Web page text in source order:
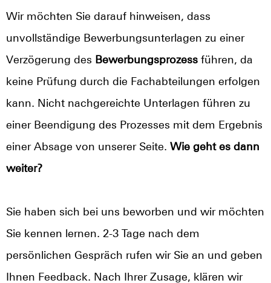
Wir möchten Sie darauf hinweisen, dass
unvollständige Bewerbungsunterlagen zu einer
Verzögerung des Bewerbungsprozess führen, da
keine Prüfung durch die Fachabteilungen erfolgen
kann. Nicht nachgereichte Unterlagen führen zu
einer Beendigung des Prozesses mit dem Ergebnis
einer Absage von unserer Seite. Wie geht es dann
weiter?
Sie haben sich bei uns beworben und wir möchten
Sie kennen lernen. 2-3 Tage nach dem
persönlichen Gespräch rufen wir Sie an und geben
Ihnen Feedback. Nach Ihrer Zusage, klären wir